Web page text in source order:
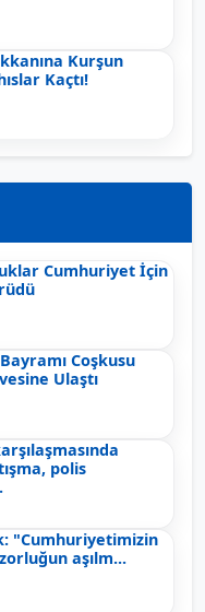
Kurşun
Kaçtı!
Cumhuriyet İçin
Coşkusu
Ulaştı
polis
"Cumhuriyetimizin
aşılm...